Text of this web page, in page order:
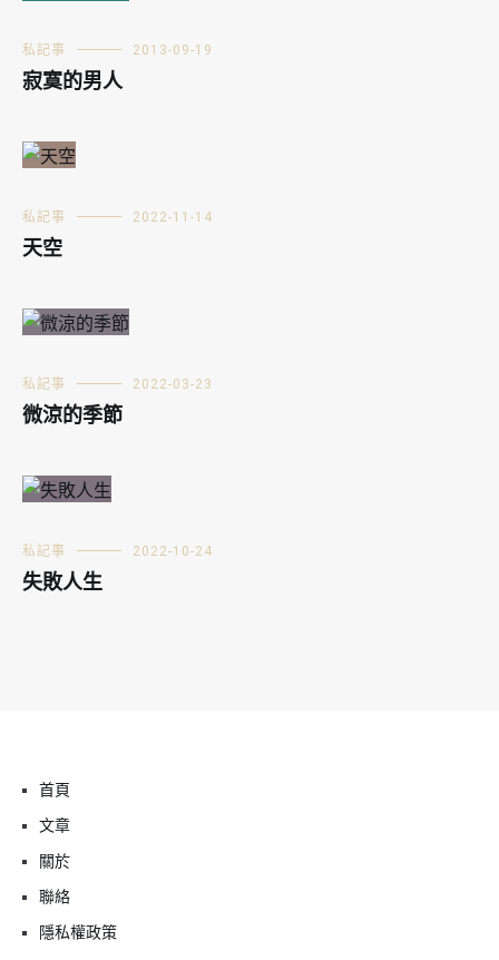
私記事 2013-09-19
寂寞的男人
私記事 2022-11-14
天空
私記事 2022-03-23
微涼的季節
私記事 2022-10-24
失敗人生
首頁
文章
關於
聯絡
隱私權政策